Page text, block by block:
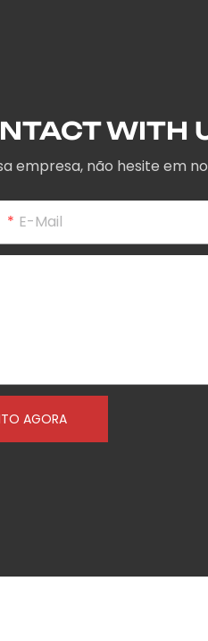
WITH
empresa, não hesite em
E-Mail
AGORA